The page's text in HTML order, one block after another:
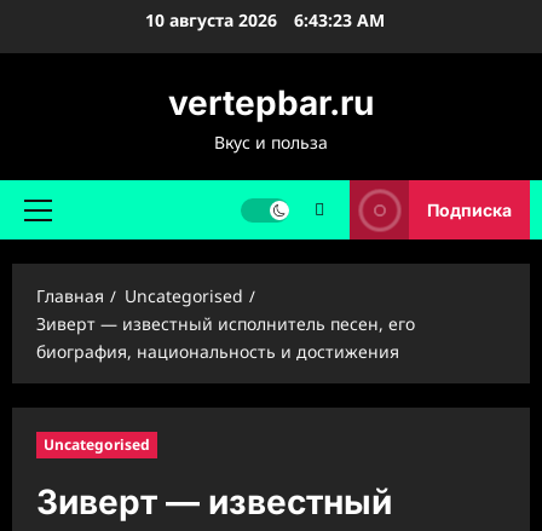
10 августа 2026 6:43:24 AM
vertepbar.ru
Вкус и польза
Основное
Подписка
Главная
Uncategorised
Зиверт — известный исполнитель песен, его
биография, национальность и достижения
Uncategorised
Зиверт — известный